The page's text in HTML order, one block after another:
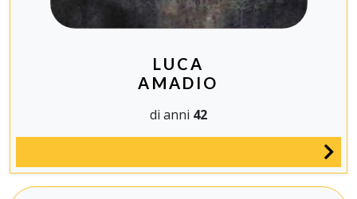
LUCA
AMADIO
di anni 42